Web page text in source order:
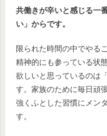
共働きが辛いと感じる一
い」からです。
限られた時間の中でやる
精神的にも参っている状
欲しいと思っているのは
す。家族のために毎日頑
強くふとした習慣にメン
す。